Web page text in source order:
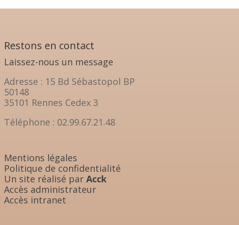
Restons en contact
Laissez-nous un message
Adresse : 15 Bd Sébastopol BP
50148
35101 Rennes Cedex 3
Téléphone : 02.99.67.21.48
Mentions légales
Politique de confidentialité
Un site réalisé parAcck
Accès administrateur
Accès intranet